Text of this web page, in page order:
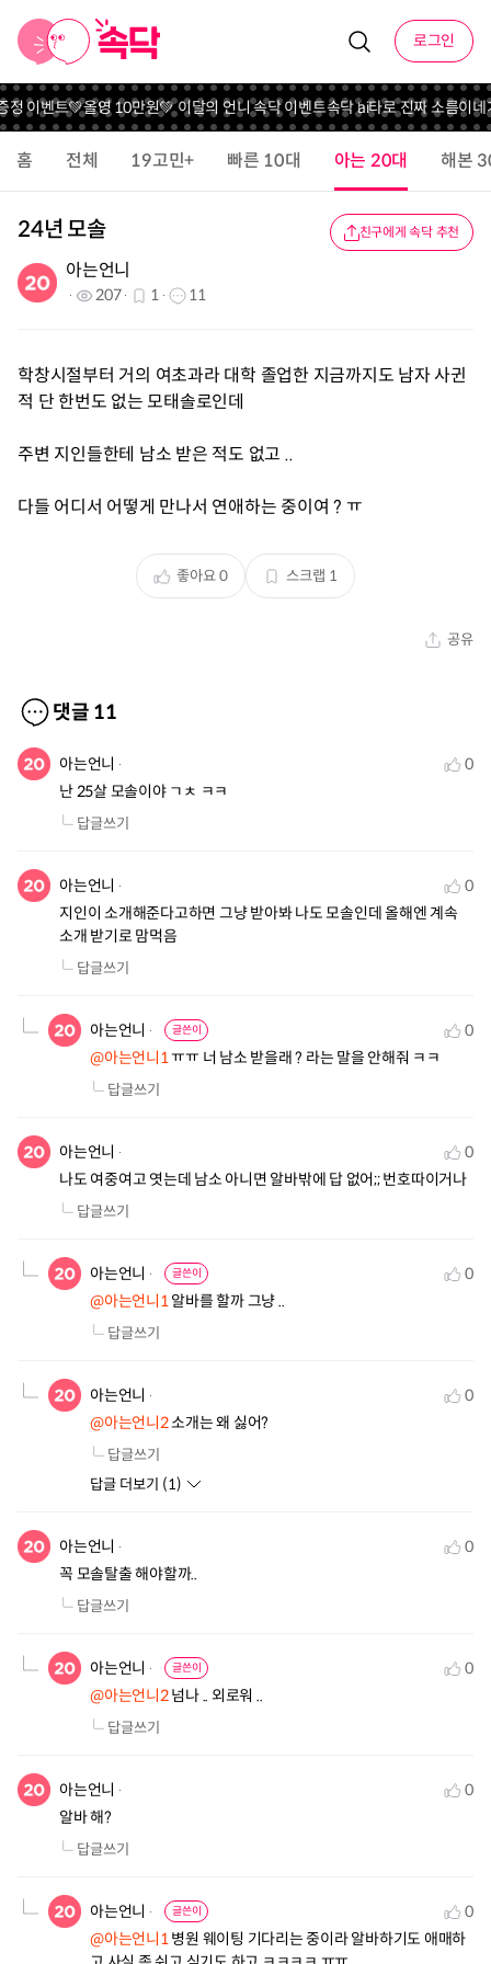
로그인
이벤트💚올영 10만원💚 이달의 언니 속닥 이벤트속닥 ai타로 진짜 소름이네
홈 전체 19고민+ 빠른 10대 아는 20대 해본
24년 모솔 친구에게 속닥 추천
아는언니
207 1 11
학창시절부터 거의 여초과라 대학 졸업한 지금까지도 남자 사귄
적 단 한번도 없는 모태솔로인데
주변 지인들한테 남소 받은 적도 없고 ..
다들 어디서 어떻게 만나서 연애하는 중이여 ? ㅠ
좋아요0 스크랩 1
공유
댓글 11
아는언니
0
난 25살 모솔이야 ㄱㅊ ㅋㅋ
답글쓰기
아는언니
0
지인이 소개해준다고하면 그냥 받아봐 나도 모솔인데 올해엔 계속
소개 받기로 맘먹음
답글쓰기
아는언니 글쓴이
0
@아는언니1 ㅠㅠ 너 남소 받을래 ? 라는 말을 안해줘 ㅋㅋ
답글쓰기
아는언니
0
나도 여중여고 엿는데 남소 아니면 알바밖에 답 없어;; 번호따이거나
답글쓰기
아는언니 글쓴이
0
@아는언니1 알바를 할까 그냥 ..
답글쓰기
아는언니
0
@아는언니2 소개는 왜 싫어?
답글쓰기
답글 더보기 (1)
아는언니
0
꼭 모솔탈출 해야할까..
답글쓰기
아는언니 글쓴이
0
@아는언니2 넘나 .. 외로워 ..
답글쓰기
아는언니
0
알바 해?
답글쓰기
아는언니 글쓴이
0
@아는언니1 병원 웨이팅 기다리는 중이라 알바하기도 애매하